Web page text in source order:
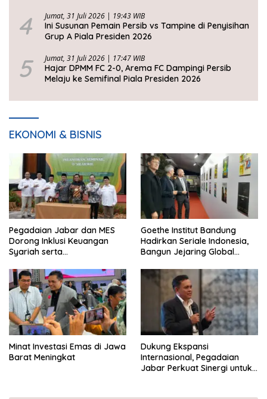
4 Jumat, 31 Juli 2026 | 19:43 WIB
Ini Susunan Pemain Persib vs Tampine di Penyisihan
Grup A Piala Presiden 2026
5 Jumat, 31 Juli 2026 | 17:47 WIB
Hajar DPMM FC 2-0, Arema FC Dampingi Persib
Melaju ke Semifinal Piala Presiden 2026
EKONOMI & BISNIS
Pegadaian Jabar dan MES
Dorong Inklusi Keuangan
Syariah serta
Goethe Institut Bandung
Hadirkan Seriale Indonesia,
Bangun Jejaring Global
Minat Investasi Emas di Jawa
Barat Meningkat
Dukung Ekspansi
Internasional, Pegadaian
Jabar Perkuat Sinergi untuk